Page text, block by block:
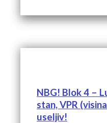
NBG! Blok 4 –
stan, VPR
useljiv!